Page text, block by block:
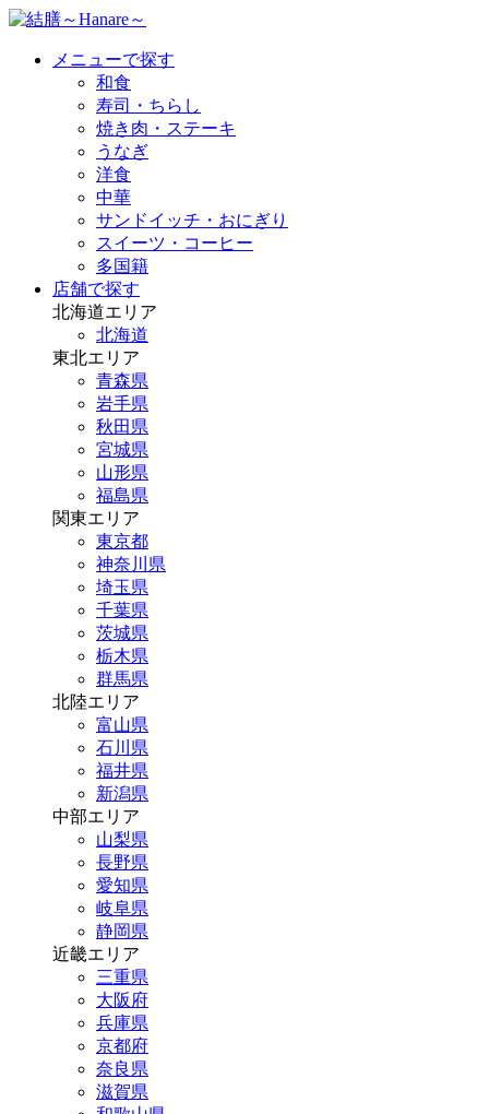
メニューで探す
和食
寿司・ちらし
焼き肉・ステーキ
うなぎ
洋食
中華
サンドイッチ・おにぎり
スイーツ・コーヒー
多国籍
店舗で探す
北海道エリア
北海道
東北エリア
青森県
岩手県
秋田県
宮城県
山形県
福島県
関東エリア
東京都
神奈川県
埼玉県
千葉県
茨城県
栃木県
群馬県
北陸エリア
富山県
石川県
福井県
新潟県
中部エリア
山梨県
長野県
愛知県
岐阜県
静岡県
近畿エリア
三重県
大阪府
兵庫県
京都府
奈良県
滋賀県